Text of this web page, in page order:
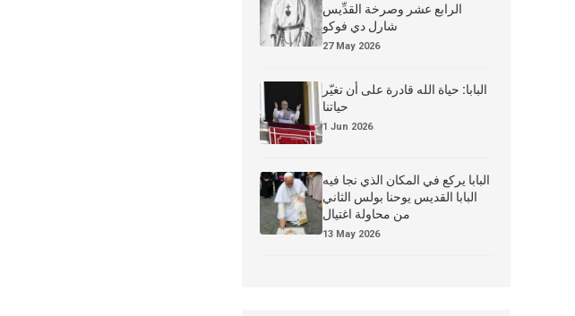
الرابع عشر وصرخة القدِّيس
شارل دي فوكو
27 May 2026
البابا: حياة الله قادرة على أن تغيّر
حياتنا
1 Jun 2026
البابا يركع في المكان الذي نجا فيه
البابا القديس يوحنا بولس الثاني
من محاولة اغتيال
13 May 2026